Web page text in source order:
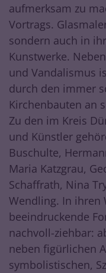
aufmerksam zu
Vortrags.
sondern auch in
Kunstwerke.
und Vandalismus
durch den immer
Kirchenbauten an
Zu den im Kreis
und Künstler
Buschulte,
Maria Katzgrau,
Schaffrath, Nina
Wendling. In ihren
beeindruckende
nachvoll-ziehbar:
neben figürlichen
symbolistischen,